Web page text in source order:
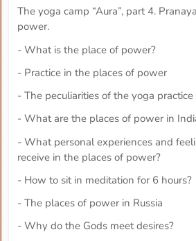
The yoga camp “Aura”, part 4.
power.
- What is the place of power?
- Practice in the places of power
- The peculiarities of the yoga practice
- What are the places of power in
- What personal experiences and
receive in the places of power?
- How to sit in meditation for 6 hours?
- The places of power in Russia
- Why do the Gods meet desires?